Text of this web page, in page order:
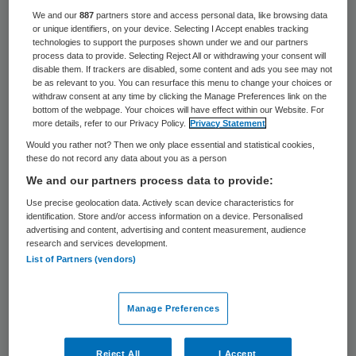
Thebe Voeding en Dieet, onderdeel van
zorgorganisatie Thebe, bundelt de krachten
met Diëtheek, een landelijke organisatie
voor voeding- en dieetadvies. De twee
organisaties in Midden- en West-Brabant
werken vanaf 1 juli samen in een
franchiseformule: Thebe Diëtheek.
Thebe Voeding en Dieet heeft te maken
met teruglopend cliëntenaantal. Ze schrijft
dit toe aan een veranderende markt onder
zorgverzekeringswet. Dat meldt
. Door de samenwerking zijn de
cliënten in de toekomst verzekerd van
We and our887 partners store and access personal data, like browsing data
or unique identifiers, on your device. Selecting I Accept enables tracking
technologies to support the purposes shown under we and our partners
process data to provide. Selecting Reject All or withdrawing your consent will
disable them. If trackers are disabled, some content and ads you see may not
be as relevant to you. You can resurface this menu to change your choices or
withdraw consent at any time by clicking the Manage Preferences link on the
bottom of the webpage. Your choices will have effect within our Website. For
more details, refer to our Privacy Policy.
Privacy Statement
Would you rather not? Then we only place essential and statistical cookies,
these do not record any data about you as a person
We and our partners process data to provide:
Use precise geolocation data. Actively scan device characteristics for
identification. Store and/or access information on a device. Personalised
advertising and content, advertising and content measurement, audience
research and services development.
List of Partners (vendors)
Manage Preferences
Reject All I Accept